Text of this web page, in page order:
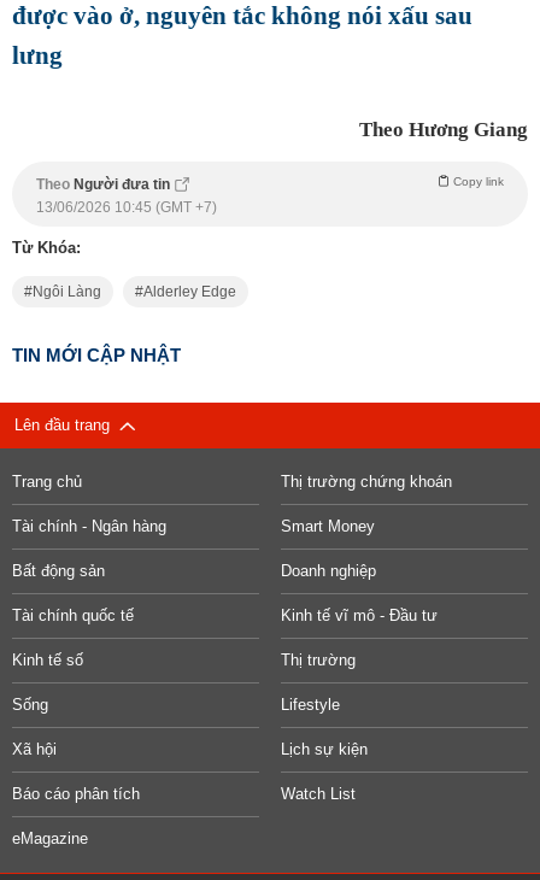
được vào ở, nguyên tắc không nói xấu sau
lưng
Theo Hương Giang
Theo Người đưa tin Copy link
13/06/2026 10:45 (GMT +7)
Từ Khóa:
Ngôi Làng Alderley Edge
TIN MỚI CẬP NHẬT
Lên đầu trang
Trang chủ Thị trường chứng khoán
Tài chính - Ngân hàng Smart Money
Bất động sản Doanh nghiệp
Tài chính quốc tế Kinh tế vĩ mô - Đầu tư
Kinh tế số Thị trường
Sống Lifestyle
Xã hội Lịch sự kiện
Báo cáo phân tích Watch List
eMagazine